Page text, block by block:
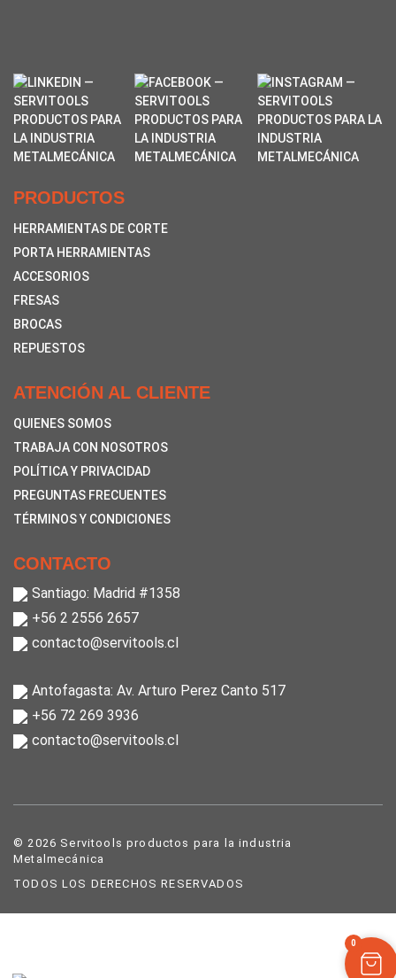
PRODUCTOS
HERRAMIENTAS DE CORTE
PORTA HERRAMIENTAS
ACCESORIOS
FRESAS
BROCAS
REPUESTOS
ATENCIÓN AL CLIENTE
QUIENES SOMOS
TRABAJA CON NOSOTROS
POLÍTICA Y PRIVACIDAD
PREGUNTAS FRECUENTES
TÉRMINOS Y CONDICIONES
CONTACTO
Santiago: Madrid #1358
+56 2 2556 2657
contacto@servitools.cl
Antofagasta: Av. Arturo Perez Canto 517
+56 72 269 3936
contacto@servitools.cl
© 2026 Servitools productos para la industria
Metalmecánica
TODOS LOS DERECHOS RESERVADOS
0